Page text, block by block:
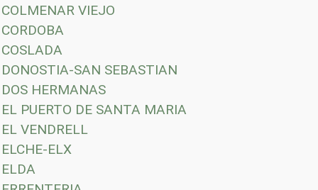
COLMENAR VIEJO
CORDOBA
COSLADA
DONOSTIA-SAN SEBASTIAN
DOS HERMANAS
EL PUERTO DE SANTA MARIA
EL VENDRELL
ELCHE-ELX
ELDA